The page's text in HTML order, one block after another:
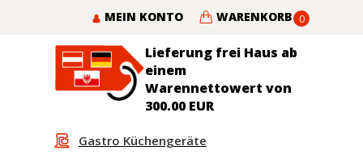
MEIN KONTO 0
WARENKORB
Lieferung frei Haus ab
einem
Warennettowert von
300.00 EUR
Gastro Küchengeräte